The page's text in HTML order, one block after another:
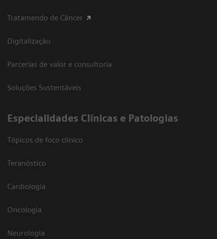
Tratamendo de Câncer
Digitalização
Parcerias de valor e consultoria
Soluções Sustentáveis
​Especialidades Clínicas e Patologias
Tópicos de foco clínico
Teranóstico
Cardiologia
Oncologia
Neurologia